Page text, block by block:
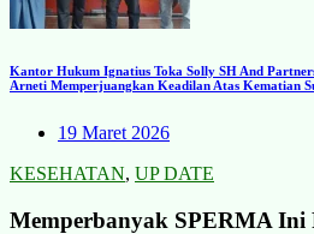
Kantor Hukum Ignatius Toka Solly SH And
Arneti Memperjuangkan Keadilan Atas Kematian
19 Maret 2026
KESEHATAN, UP DATE
Memperbanyak SPERMA Ini